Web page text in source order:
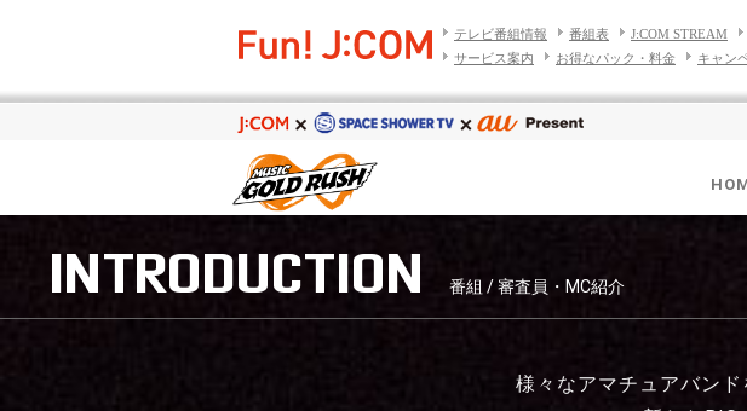
テレビ番組情報 番組表 J:COM STREAM
サービス案内
お得なパック・料金 キャン
INTRODUCTION 番組 / 審査員・MC紹介
様々なアマチュアバン